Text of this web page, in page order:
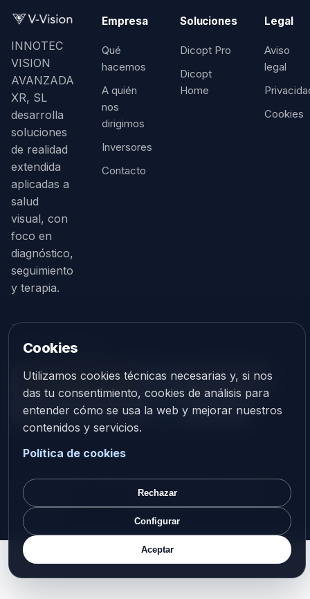
INNOTEC
VISION
AVANZADA
XR, SL
desarrolla
soluciones
de realidad
extendida
aplicadas a
salud
visual, con
foco en
diagnóstico,
seguimiento
y terapia.
Empresa
Qué
hacemos
A quién
nos
dirigimos
Inversores
Contacto
Soluciones
Dicopt Pro
Dicopt
Home
Legal
Aviso
legal
Cookies
CON EL APOYO DE
2026V-Vision. Todos
los derechos
reservados.
Web corporativa en español,
preparada para futura versión
Cookies
Utilizamos cookies técnicas necesarias y, si nos
das tu consentimiento, cookies de análisis para
entender cómo se usa la web y mejorar nuestros
contenidos y servicios.
Política de cookies
Rechazar
Configurar
Aceptar